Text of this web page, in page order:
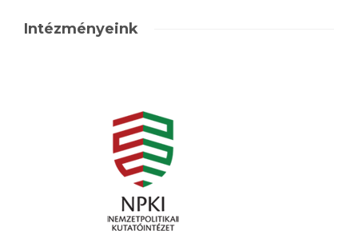
Intézményeink